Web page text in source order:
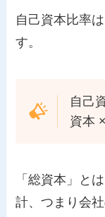
自己資本比率
す。
自己
資本
「総資本」と
計、つまり会